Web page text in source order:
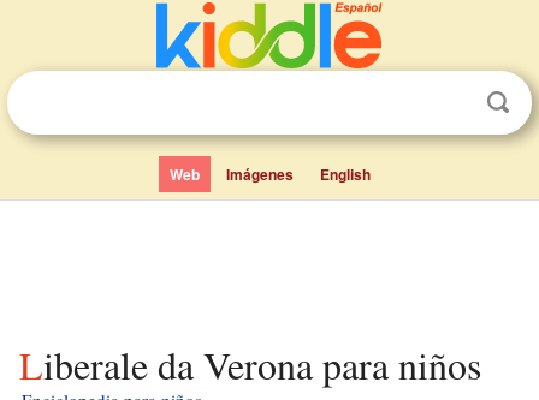
Web Imágenes English
Liberale da Verona para niños